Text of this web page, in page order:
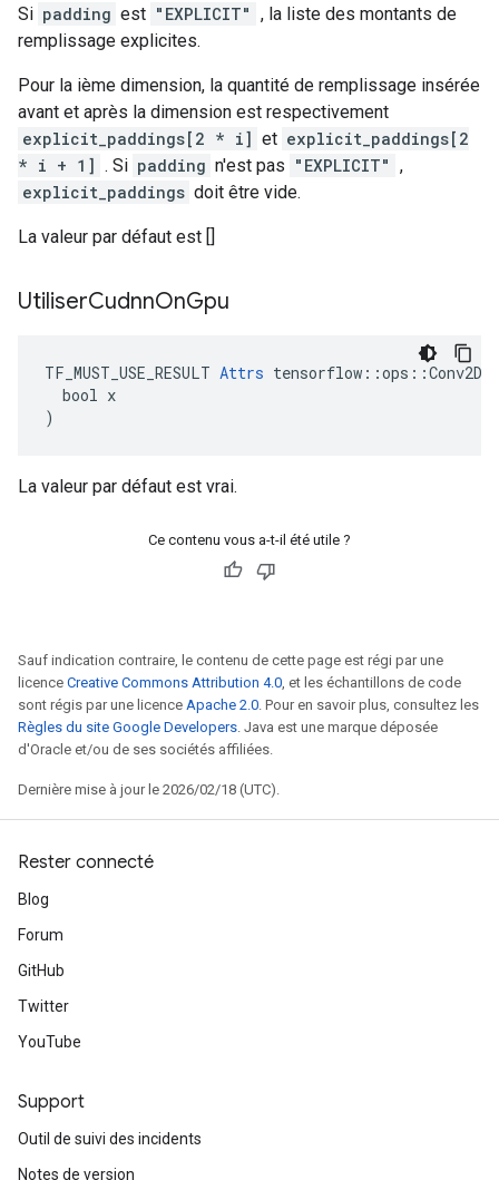
Si padding est "EXPLICIT" , la liste des montants de
remplissage explicites.
Pour la ième dimension, la quantité de remplissage insérée
avant et après la dimension est respectivement
explicit_paddings[2 * i] et explicit_paddings[2
* i + 1] . Si padding n'est pas "EXPLICIT" ,
explicit_paddings doit être vide.
La valeur par défaut est []
UtiliserCudnnOnGpu
TF_MUST_USE_RESULT Attrs
  bool x
)
La valeur par défaut est vrai.
Ce contenu vous a-t-il été utile ?
Sauf indication contraire, le contenu de cette page est régi par une
licence Creative Commons Attribution 4.0, et les échantillons de code
sont régis par une licence Apache 2.0. Pour en savoir plus, consultez les
Règles du site Google Developers. Java est une marque déposée
d'Oracle et/ou de ses sociétés affiliées.
Dernière mise à jour le 2026/02/18 (UTC).
Rester connecté
Blog
Forum
GitHub
Twitter
YouTube
Support
Outil de suivi des incidents
Notes de version